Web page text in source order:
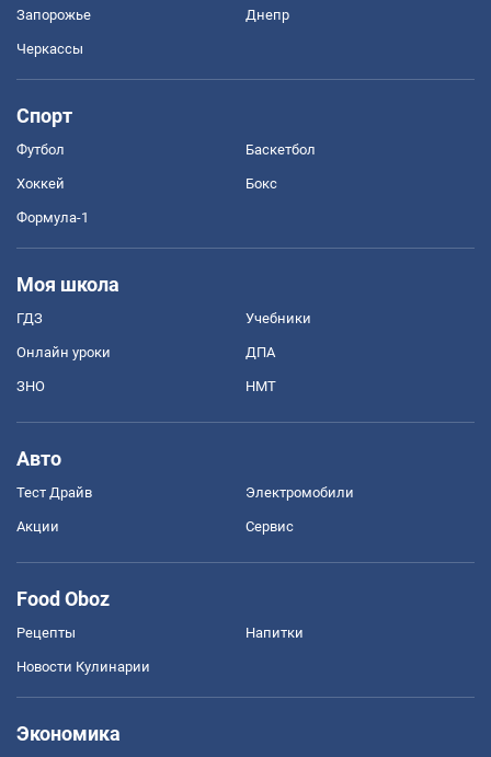
Запорожье Днепр
Черкассы
Спорт
Футбол Баскетбол
Хоккей Бокс
Формула-1
Моя школа
ГДЗ Учебники
Онлайн уроки ДПА
ЗНО НМТ
Авто
Тест Драйв Электромобили
Акции Сервис
Food Oboz
Рецепты Напитки
Новости Кулинарии
Экономика